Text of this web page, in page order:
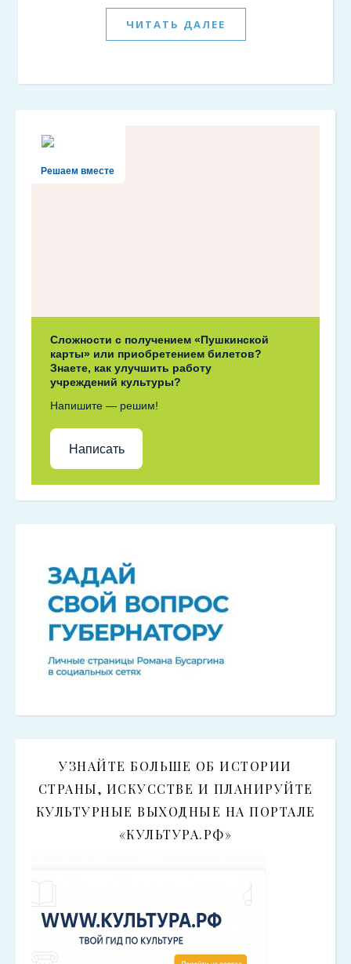
ЧИТАТЬ ДАЛЕЕ
Решаем вместе
Сложности с получением «Пушкинской
карты» или приобретением билетов?
Знаете, как улучшить работу
учреждений культуры?
Напишите — решим!
Написать
УЗНАЙТЕ БОЛЬШЕ ОБ ИСТОРИИ
СТРАНЫ, ИСКУССТВЕ И ПЛАНИРУЙТЕ
КУЛЬТУРНЫЕ ВЫХОДНЫЕ НА ПОРТАЛЕ
«КУЛЬТУРА.РФ»